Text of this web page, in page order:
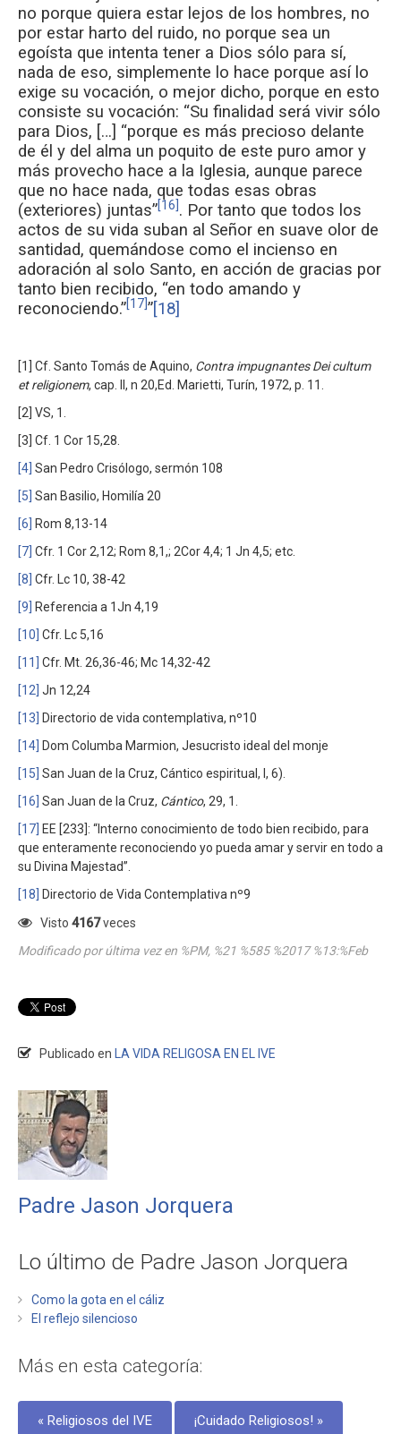
no porque quiera estar lejos de los hombres, no
por estar harto del ruido, no porque sea un
egoísta que intenta tener a Dios sólo para sí,
nada de eso, simplemente lo hace porque así lo
exige su vocación, o mejor dicho, porque en esto
consiste su vocación: “Su finalidad será vivir sólo
para Dios, […] “porque es más precioso delante
de él y del alma un poquito de este puro amor y
más provecho hace a la Iglesia, aunque parece
que no hace nada, que todas esas obras
(exteriores) juntas”[16] . Por tanto que todos los
actos de su vida suban al Señor en suave olor de
santidad, quemándose como el incienso en
adora­ción al solo Santo, en acción de gracias por
tanto bien reci­bi­do, “en todo amando y
reconociendo.”[17] ”[18]
[1] Cf. Santo Tomás de Aquino, Contra impugnantes Dei cultum
et re­ligionem, cap. II, n 20,Ed. Marietti, Turín, 1972, p. 11.
[2] VS, 1.
[3] Cf. 1 Cor 15,28.
[4] San Pedro Crisólogo, sermón 108
[5] San Basilio, Homilía 20
[6]
Rom 8,13-14
[7] Cfr. 1 Cor 2,12; Rom 8,1,; 2Cor 4,4; 1 Jn 4,5; etc.
[8] Cfr. Lc 10, 38-42
[9]
Referencia a 1Jn 4,19
[10] Cfr. Lc 5,16
[11]
Cfr. Mt. 26,36-46; Mc 14,32-42
[12] Jn 12,24
[13]
Directorio de vida contemplativa, nº10
[14] Dom Columba Marmion, Jesucristo ideal del monje
[15] San Juan de la Cruz, Cántico espiritual, I, 6).
[16] San Juan de la Cruz, Cántico, 29, 1.
[17] EE [233]: “Interno conocimiento de todo bien recibido, para
que enteramente reconociendo yo pueda amar y servir en todo a
su Divina Majestad”.
[18]
Directorio de Vida Contemplativa nº9
Visto4167veces
Modificado por última vez en %PM, %21 %585 %2017 %13:%Feb
Publicado en LA VIDA RELIGOSA EN EL IVE
Padre Jason Jorquera
Lo último de Padre Jason Jorquera
Como la gota en el cáliz
El reflejo silencioso
Más en esta categoría:
« Religiosos del IVE ¡Cuidado Religiosos! »